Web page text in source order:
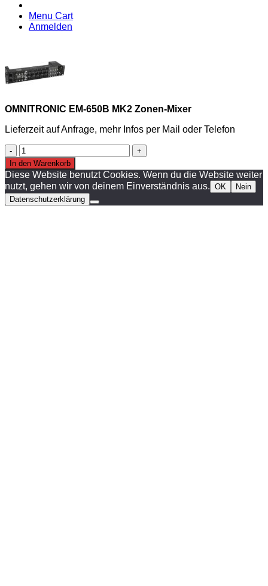
Menu Cart
Anmelden
OMNITRONIC EM-650B MK2 Zonen-Mixer
Lieferzeit auf Anfrage, mehr Infos per Mail oder Telefon
OMNITRONIC
EM-
650B
MK2
Zonen-
Mixer
In den Warenkorb
Diese Website benutzt Cookies. Wenn du die Website weiter
nutzt, gehen wir von deinem Einverständnis aus. OK
Nein
Datenschutzerklärung